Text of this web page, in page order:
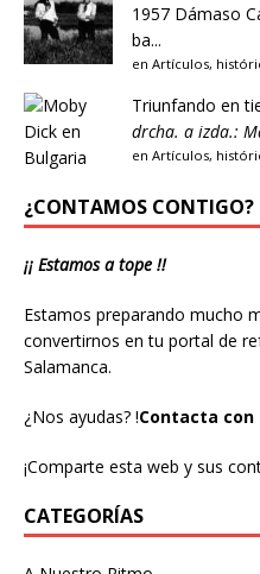
1957 Dámaso
ba...
en Artículos,
Triunfando en
drcha. a izda.:
en Artículos,
¿CONTAMOS CONTIGO?
¡¡ Estamos a tope !!
Estamos preparando mucho
convertirnos en tu portal de
Salamanca.
¿Nos ayudas? !Contacta
¡Comparte esta web y sus
CATEGORÍAS